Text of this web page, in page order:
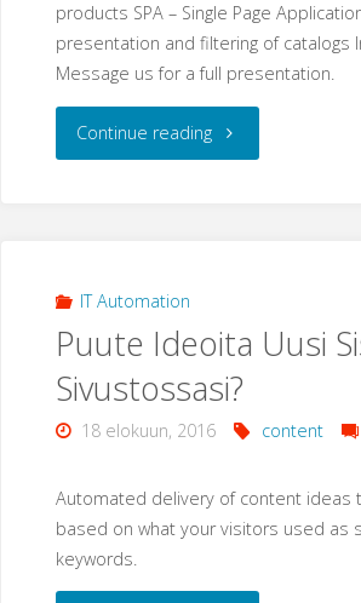
products SPA – Single Page
presentation and filtering of catalogs
Message us for a full presentation.
Continue reading"New
portfolio"
IT Automation
Puute Ideoita Uusi
Sivustossasi?
18 elokuun, 2016 content
Automated delivery of content ideas
based on what your visitors used as
keywords.